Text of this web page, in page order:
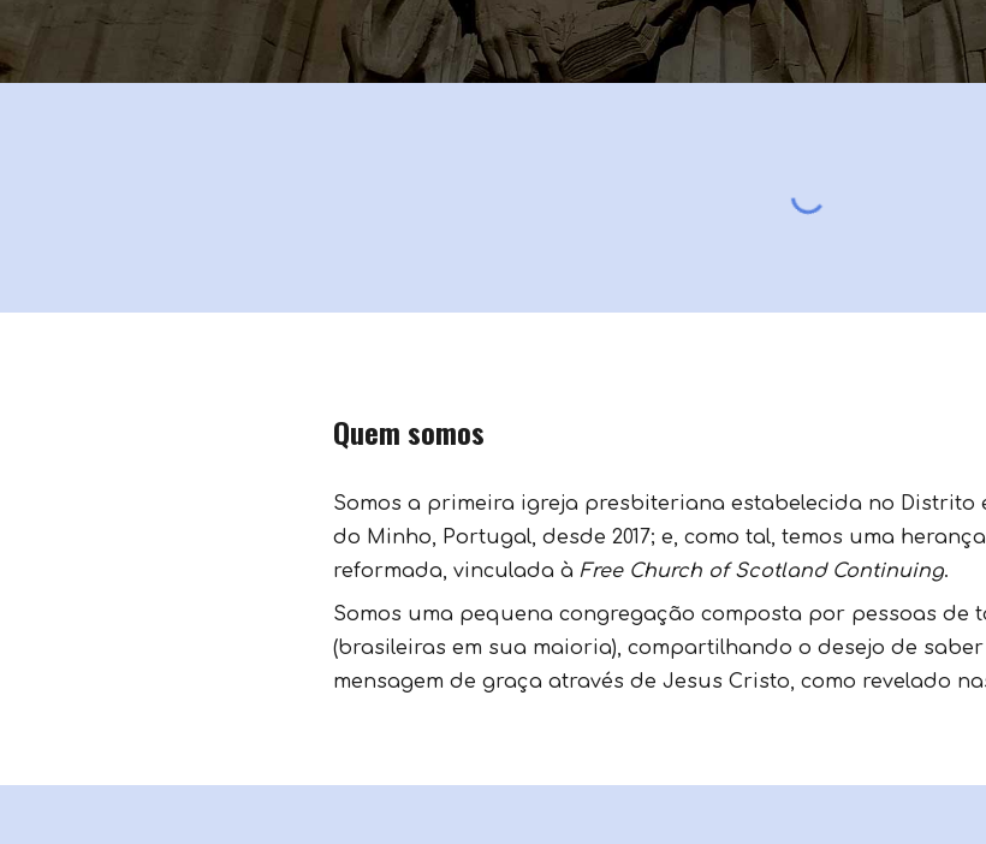
Quem somos
Somos a primeira igreja presbiteriana estabelecida no Distrito
do Minho, Portugal, desde 2017; e, como tal, temos uma
reformada, vinculada àFree Church of Scotland Continuing.
Somos uma pequena congregação composta por pessoas de
(brasileiras em sua maioria), compartilhando o desejo de
mensagem de graça através de Jesus Cristo, como revelado